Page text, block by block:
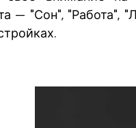
— "Сон", "Работа",